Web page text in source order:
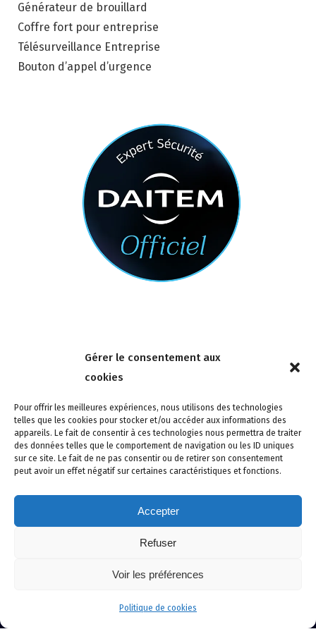
Gérer le consentement aux
cookies
Pour offrir les meilleures expériences, nous utilisons des technologies
telles que les cookies pour stocker et/ou accéder aux informations des
appareils. Le fait de consentir à ces technologies nous permettra de traiter
des données telles que le comportement de navigation ou les ID uniques
sur ce site. Le fait de ne pas consentir ou de retirer son consentement
peut avoir un effet négatif sur certaines caractéristiques et fonctions.
Accepter
Refuser
Voir les préférences
Politique de cookies
Générateur de brouillard
Coffre fort pour entreprise
Télésurveillance Entreprise
Bouton d’appel d’urgence
4 rue de la Tour 85150 Les Achards
Politique de confidentialité -
© Copyright 2024 Atlantic Confort Sécurité